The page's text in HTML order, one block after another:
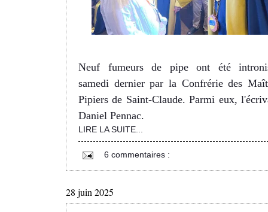
Neuf fumeurs de pipe ont été
samedi dernier par la Confrérie des
Pipiers de Saint-Claude. Parmi eux,
Daniel Pennac.
LIRE LA SUITE...
6 commentaires :
28 juin 2025